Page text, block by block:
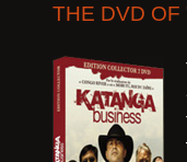
THE DVD OF